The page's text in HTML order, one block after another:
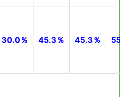
30.0％ 45.3％ 45.3％